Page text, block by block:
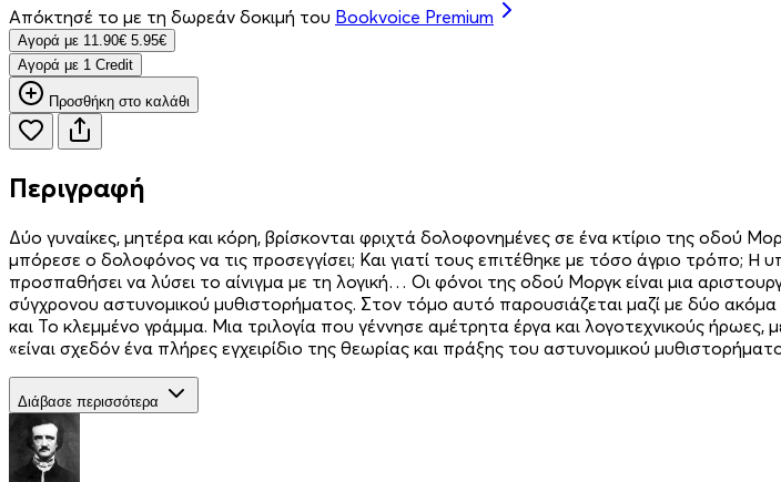
Απόκτησέ το με τη δωρεάν δοκιμή του Bookvoice Premium
Aγορά με 11.90€ 5.95€
Aγορά με 1 Credit
Προσθήκη στο καλάθι
Περιγραφή
Δύο γυναίκες, μητέρα και κόρη, βρίσκονται φριχτά δολοφονημένες σε ένα κτίριο της
μπόρεσε ο δολοφόνος να τις προσεγγίσει; Και γιατί τους επιτέθηκε με τόσο άγριο τρόπο; Η
προσπαθήσει να λύσει το αίνιγμα με τη λογική… Οι φόνοι της οδού Μοργκ είναι μια
σύγχρονου αστυνομικού μυθιστορήματος. Στον τόμο αυτό παρουσιάζεται μαζί με δύο
και Το κλεμμένο γράμμα. Μια τριλογία που γέννησε αμέτρητα έργα και λογοτεχνικούς
«είναι σχεδόν ένα πλήρες εγχειρίδιο της θεωρίας και πράξης του αστυνομικού
Διάβασε περισσότερα